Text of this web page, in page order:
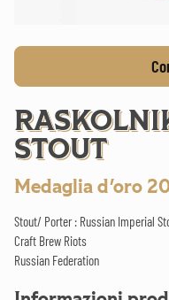
STOUT
Medaglia d'oro
Stout/ Porter : Russian Imperial
Craft Brew Riots
Russian Federation